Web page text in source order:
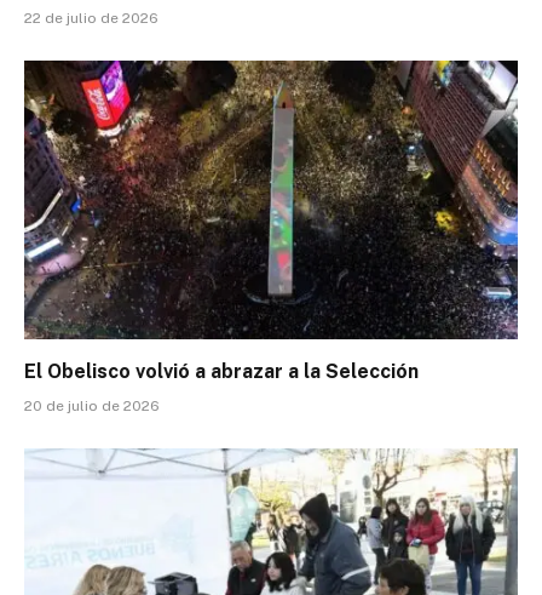
22 de julio de 2026
El Obelisco volvió a abrazar a la Selección
20 de julio de 2026